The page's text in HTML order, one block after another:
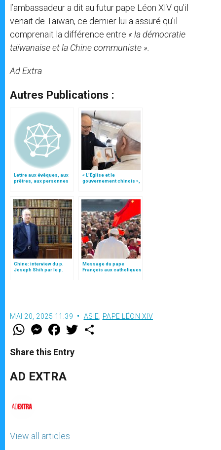
l’ambassadeur a dit au futur pape Léon XIV qu’il
venait de Taïwan, ce dernier lui a assuré qu’il
comprenait la différence entre « la démocratie
taïwanaise et la Chine communiste ».
Ad Extra
Autres Publications :
Lettre aux évêques, aux
prêtres, aux personnes
catholique en Chine
« L’Église et le
gouvernement chinois »,
Chine: interview du p.
Joseph Shih par le p.
Message du pape
François aux catholiques
de Chine (texte complet)
MAI 20, 2025 11:39 ASIE PAPE LÉON XIV
W
t
s
p
p
M
e
s
e
g
e
F
a
e
b
o
k
w
Share this Entry
AD EXTRA
View all articles